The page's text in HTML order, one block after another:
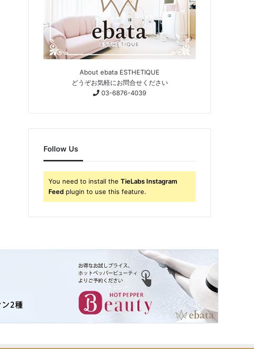
About ebata ESTHETIQUE
どうぞお気軽にお問合せください
03-6876-4039
Follow Us
You need to install theTieLabs Instagram
Feed plugin to use this feature.